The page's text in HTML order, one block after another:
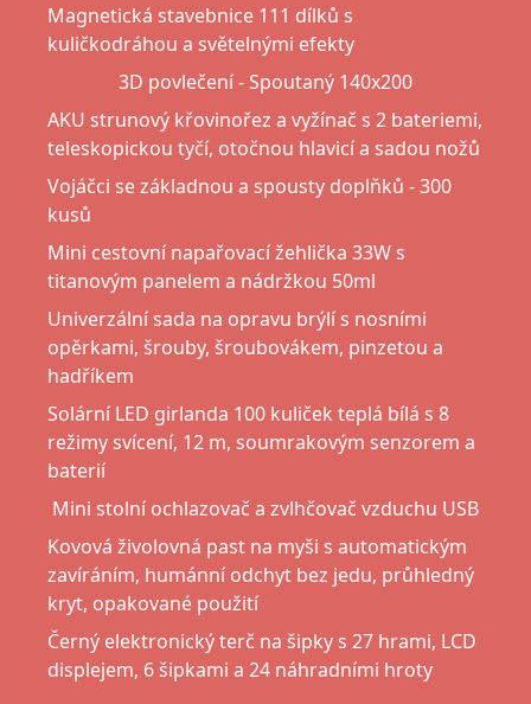
Magnetická stavebnice 111 dílků s
kuličkodráhou a světelnými efekty
3D povlečení - Spoutaný 140x200
AKU strunový křovinořez a vyžínač s 2 bateriemi,
teleskopickou tyčí, otočnou hlavicí a sadou nožů
Vojáčci se základnou a spousty doplňků - 300
kusů
Mini cestovní napařovací žehlička 33W s
titanovým panelem a nádržkou 50ml
Univerzální sada na opravu brýlí s nosními
opěrkami, šrouby, šroubovákem, pinzetou a
hadříkem
Solární LED girlanda 100 kuliček teplá bílá s 8
režimy svícení, 12 m, soumrakovým senzorem a
baterií
Mini stolní ochlazovač a zvlhčovač vzduchu USB
Kovová živolovná past na myši s automatickým
zavíráním, humánní odchyt bez jedu, průhledný
kryt, opakované použití
Černý elektronický terč na šipky s 27 hrami, LCD
displejem, 6 šipkami a 24 náhradními hroty